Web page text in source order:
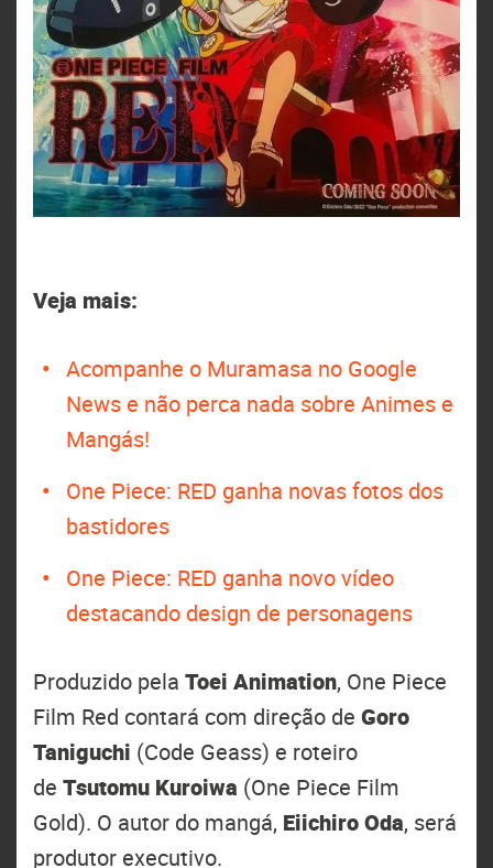
Veja mais:
Acompanhe o Muramasa no Google
News e não perca nada sobre Animes e
Mangás!
One Piece: RED ganha novas fotos dos
bastidores
One Piece: RED ganha novo vídeo
destacando design de personagens
Produzido pela Toei Animation, One Piece
Film Red contará com direção de Goro
Taniguchi (Code Geass) e roteiro
de Tsutomu Kuroiwa (One Piece Film
Gold). O autor do mangá, Eiichiro Oda, será
produtor executivo.